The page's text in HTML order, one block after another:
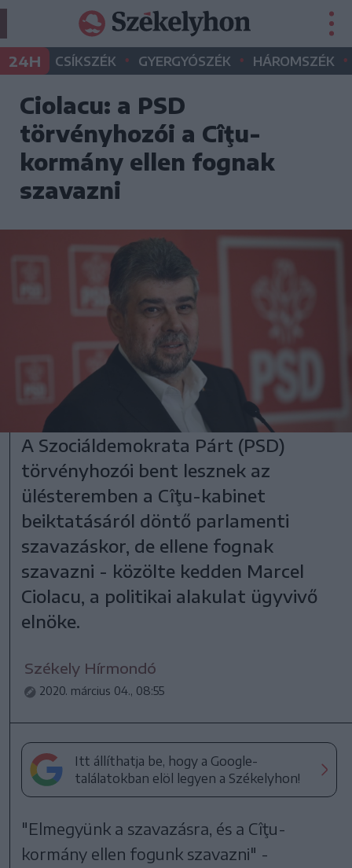
24H CSÍKSZÉK • GYERGYÓSZÉK • HÁROMSZÉK •
Ciolacu: a PSD
törvényhozói a Cîţu-
kormány ellen fognak
szavazni
A Szociáldemokrata Párt (PSD)
törvényhozói bent lesznek az
ülésteremben a Cîţu-kabinet
beiktatásáról döntő parlamenti
szavazáskor, de ellene fognak
szavazni - közölte kedden Marcel
Ciolacu, a politikai alakulat ügyvivő
elnöke.
Székely Hírmondó
2020. március 04., 08:55
Itt állíthatja be, hogy a Google-
találatokban elöl legyen a Székelyhon!
"Elmegyünk a szavazásra, és a Cîţu-
kormány ellen fogunk szavazni" -